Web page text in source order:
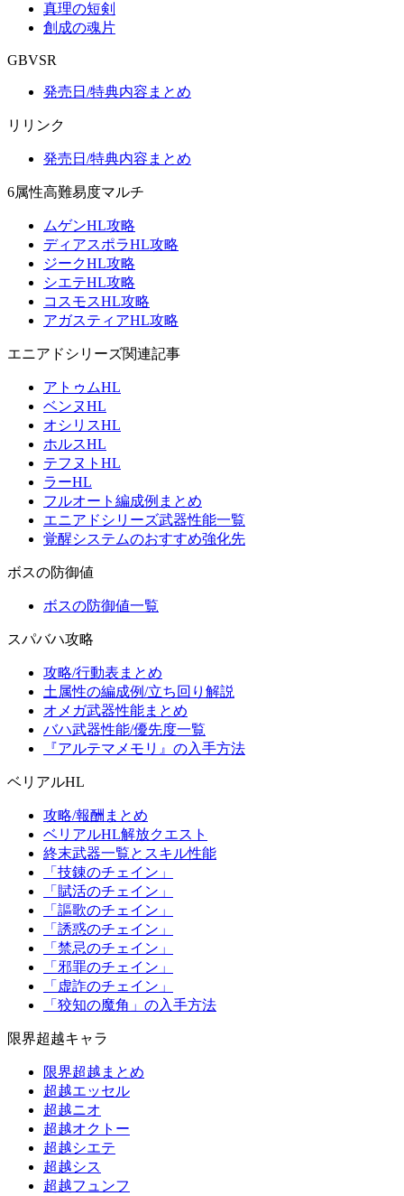
真理の短剣
創成の魂片
GBVSR
発売日/特典内容まとめ
リリンク
発売日/特典内容まとめ
6属性高難易度マルチ
ムゲンHL攻略
ディアスポラHL攻略
ジークHL攻略
シエテHL攻略
コスモスHL攻略
アガスティアHL攻略
エニアドシリーズ関連記事
アトゥムHL
ベンヌHL
オシリスHL
ホルスHL
テフヌトHL
ラーHL
フルオート編成例まとめ
エニアドシリーズ武器性能一覧
覚醒システムのおすすめ強化先
ボスの防御値
ボスの防御値一覧
スパバハ攻略
攻略/行動表まとめ
土属性の編成例/立ち回り解説
オメガ武器性能まとめ
バハ武器性能/優先度一覧
『アルテマメモリ』の入手方法
ベリアルHL
攻略/報酬まとめ
ベリアルHL解放クエスト
終末武器一覧とスキル性能
「技錬のチェイン」
「賦活のチェイン」
「謳歌のチェイン」
「誘惑のチェイン」
「禁忌のチェイン」
「邪罪のチェイン」
「虚詐のチェイン」
「狡知の魔角」の入手方法
限界超越キャラ
限界超越まとめ
超越エッセル
超越ニオ
超越オクトー
超越シエテ
超越シス
超越フュンフ